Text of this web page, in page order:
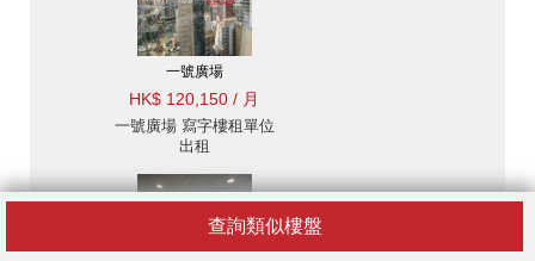
查詢類似樓盤
一號廣場
HK$ 120,150 / 月
一號廣場 寫字樓租單位
出租